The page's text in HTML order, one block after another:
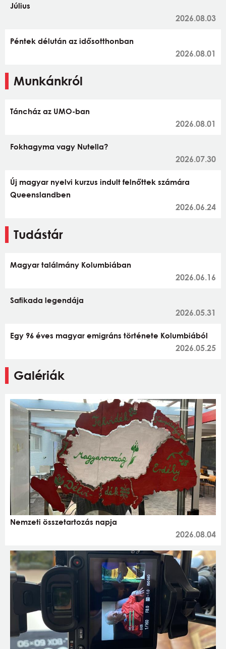
Július
2026.08.03
Péntek délután az idősotthonban
2026.08.01
Munkánkról
Táncház az UMO-ban
2026.08.01
Fokhagyma vagy Nutella?
2026.07.30
Új magyar nyelvi kurzus indult felnőttek számára
Queenslandben
2026.06.24
Tudástár
Magyar találmány Kolumbiában
2026.06.16
Safikada legendája
2026.05.31
Egy 96 éves magyar emigráns története Kolumbiából
2026.05.25
Galériák
Nemzeti összetartozás napja
2026.08.04